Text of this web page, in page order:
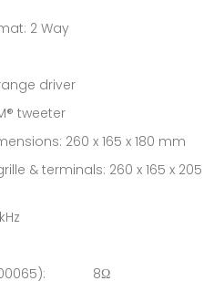
2 Way
driver
tweeter
260 x 165 x 180 mm
& terminals: 260 x 165 x 205
600065): 8Ω